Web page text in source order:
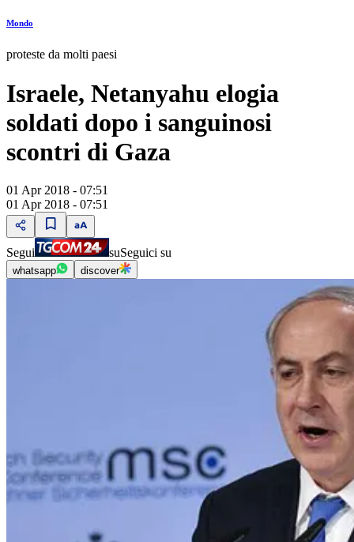
Mondo
proteste da molti paesi
Israele, Netanyahu elogia
soldati dopo i sanguinosi
scontri di Gaza
01 Apr 2018 - 07:51
01 Apr 2018 - 07:51
Segui suSeguici su
whatsapp discover